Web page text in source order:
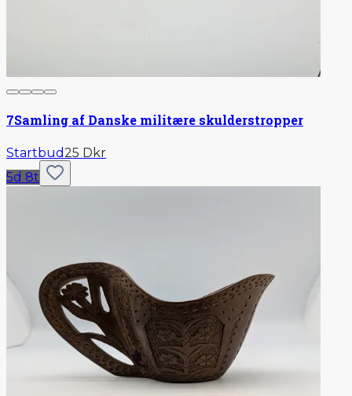
7Samling af Danske militære skulderstropper
Startbud25 Dkr
5d 8t